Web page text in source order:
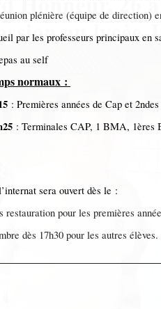
(équipe de direction) en
les professeurs principaux en
self
normaux :
: Premières années de Cap et
: Terminales CAP, 1 BMA, 1ères
sera ouvert dès le :
restauration pour les premières
17h30 pour les autres élèves.